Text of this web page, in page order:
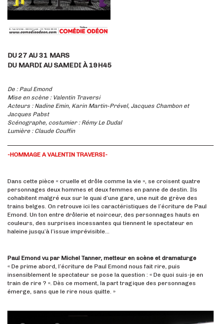
DU 27 AU 31 MARS
DU MARDI AU SAMEDI À 19H45
De : Paul Emond
Mise en scène : Valentin Traversi
Acteurs : Nadine Emin, Karin Martin-Prével, Jacques Chambon et
Jacques Pabst
Scénographe, costumier : Rémy Le Dudal
Lumière : Claude Couffin
-HOMMAGE A VALENTIN TRAVERSI-
Dans cette pièce « cruelle et drôle comme la vie », se croisent quatre
personnages deux hommes et deux femmes en panne de destin. Ils
cohabitent malgré eux sur le quai d’une gare, une nuit de grève des
trains belges. On retrouve ici les caractéristiques de l’écriture de Paul
Emond. Un ton entre drôlerie et noirceur, des personnages hauts en
couleurs, des surprises incessantes qui tiennent le spectateur en
haleine jusqu’à l’issue imprévisible…
Paul Emond vu par Michel Tanner, metteur en scène et dramaturge
« De prime abord, l’écriture de Paul Emond nous fait rire, puis
insensiblement le spectateur se pose la question : « De quoi suis-je en
train de rire ? ». Dès ce moment, la part tragique des personnages
émerge, sans que le rire nous quitte. »
Suivant